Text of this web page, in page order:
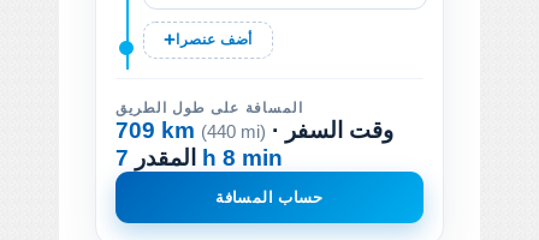
أضف عنصرا
المسافة على طول الطريق
709 km (440 mi) · وقت السفر
المقدر 7 h 8 min
حساب المسافة